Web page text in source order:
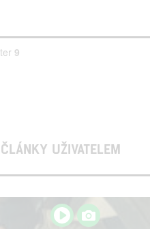
9
UŽIVATELEM